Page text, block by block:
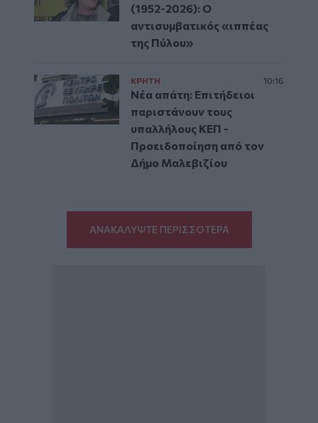
(1952-2026): O
αντισυμβατικός «ιππέας
της Πύλου»
ΚΡΗΤΗ 10:16
Νέα απάτη: Επιτήδειοι
παριστάνουν τους
υπαλλήλους ΚΕΠ -
Προειδοποίηση από τον
Δήμο Μαλεβιζίου
ΑΝΑΚΑΛΥΨΤΕ ΠΕΡΙΣΣΟΤΕΡΑ